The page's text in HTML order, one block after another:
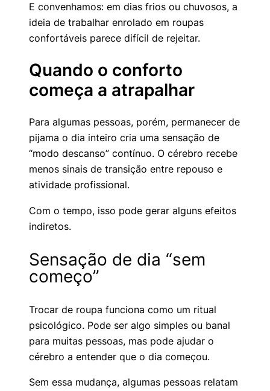
E convenhamos: em dias frios ou chuvosos, a
ideia de trabalhar enrolado em roupas
confortáveis parece difícil de rejeitar.
Quando o conforto
começa a atrapalhar
Para algumas pessoas, porém, permanecer de
pijama o dia inteiro cria uma sensação de
“modo descanso” contínuo. O cérebro recebe
menos sinais de transição entre repouso e
atividade profissional.
Com o tempo, isso pode gerar alguns efeitos
indiretos.
Sensação de dia “sem
começo”
Trocar de roupa funciona como um ritual
psicológico. Pode ser algo simples ou banal
para muitas pessoas, mas pode ajudar o
cérebro a entender que o dia começou.
Sem essa mudança, algumas pessoas relatam